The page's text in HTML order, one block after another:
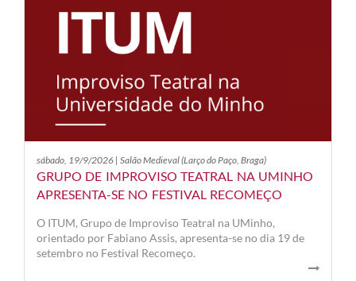
sábado, 19/9/2026 | Salão Medieval (Larço do Paço, Braga)
GRUPO DE IMPROVISO TEATRAL NA UMINHO
APRESENTA-SE NO FESTIVAL RECOMEÇO
O ITUM, Grupo de Improviso Teatral na UMinho,
orientado por Fabiano Assis, apresenta-se no dia 19 de
setembro no Festival Recomeço.